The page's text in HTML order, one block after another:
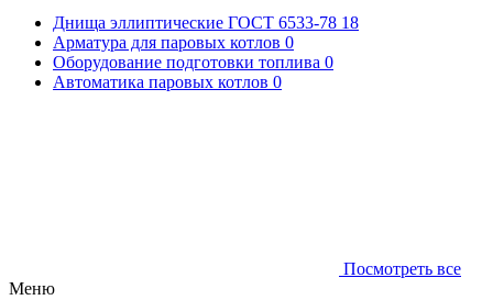
Днища эллиптические ГОСТ 6533-78 18
Арматура для паровых котлов 0
Оборудование подготовки топлива 0
Автоматика паровых котлов 0
Посмотреть все
Меню